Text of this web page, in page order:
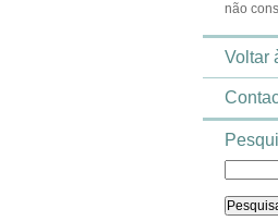
não
Voltar